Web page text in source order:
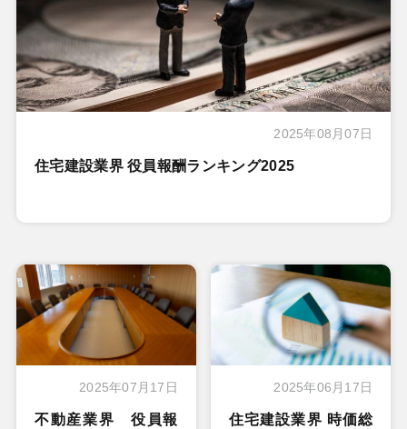
2025年08月07日
住宅建設業界 役員報酬ランキング2025
2025年07月17日
不動産業界 役員報
2025年06月17日
住宅建設業界 時価総